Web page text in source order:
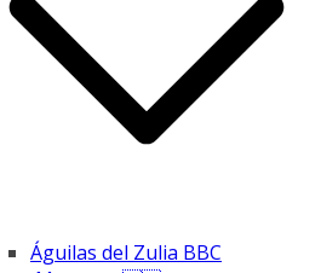
Águilas del Zulia BBC